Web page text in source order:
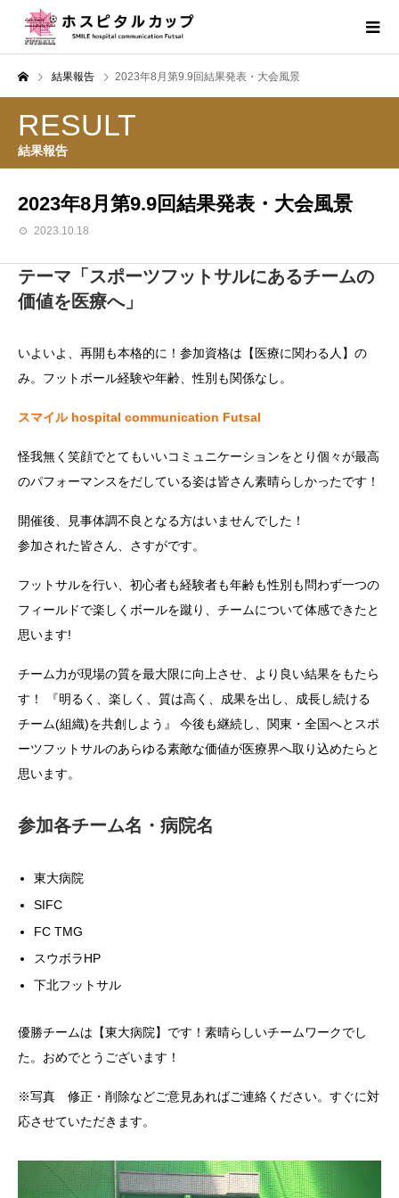
結果報告 2023年8月第9.9回結果発表・大会風景
RESULT
結果報告
2023年8月第9.9回結果発表・大会風景
2023.10.18
テーマ「スポーツフットサルにあるチームの
価値を医療へ」
いよいよ、再開も本格的に！参加資格は【医療に関わる人】の
み。フットボール経験や年齢、性別も関係なし。
スマイル hospital communication Futsal
怪我無く笑顔でとてもいいコミュニケーションをとり個々が最高
のパフォーマンスをだしている姿は皆さん素晴らしかったです！
開催後、見事体調不良となる方はいませんでした！
参加された皆さん、さすがです。
フットサルを行い、初心者も経験者も年齢も性別も問わず一つの
フィールドで楽しくボールを蹴り、チームについて体感できたと
思います!
チーム力が現場の質を最大限に向上させ、より良い結果をもたら
す！ 『明るく、楽しく、質は高く、成果を出し、成長し続ける
チーム(組織)を共創しよう』 今後も継続し、関東・全国へとスポ
ーツフットサルのあらゆる素敵な価値が医療界へ取り込めたらと
思います。
参加各チーム名・病院名
東大病院
SIFC
FC TMG
スウボラHP
下北フットサル
優勝チームは【東大病院】です！素晴らしいチームワークでし
た。おめでとうございます！
※写真 修正・削除などご意見あればご連絡ください。すぐに対
応させていただきます。